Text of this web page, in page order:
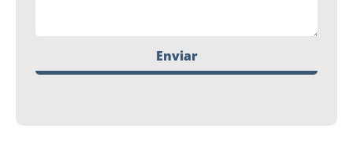
Enviar